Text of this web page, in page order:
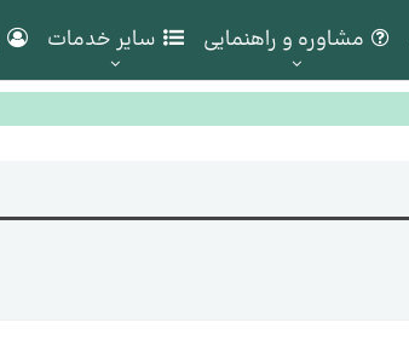
مشاوره و راهنمایی سایر خدمات